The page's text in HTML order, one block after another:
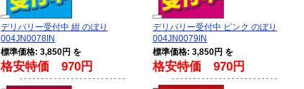
デリバリー受付中 紺 のぼり
004JN0078IN
標準価格: 3,850円 を
格安特価 970円
デリバリー受付中 ピンク のぼり
004JN0079IN
標準価格: 3,850円 を
格安特価 970円